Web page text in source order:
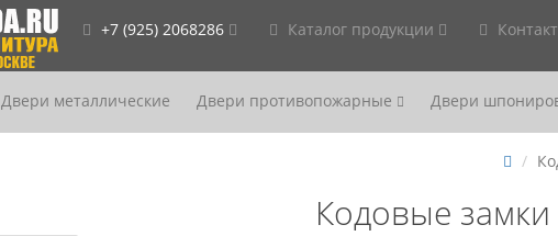
+7 (925) 2068286 Каталог продукции
Двери металлические Двери противопожарные Двери
Кодовые